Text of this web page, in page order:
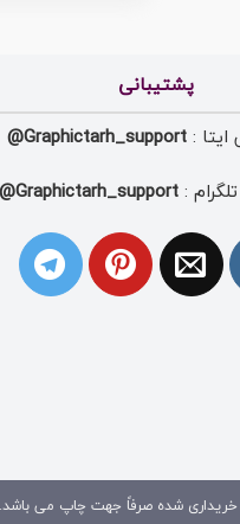
پشتیبانی
ایتا : Graphictarh_support@
:
Graphictarh_support@
خریداری شده صرفاً جهت چاپ می